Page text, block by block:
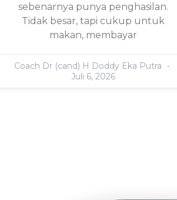
sebenarnya punya penghasilan.
Tidak besar, tapi cukup untuk
makan, membayar
Coach Dr (cand) H Doddy Eka Putra
Juli 6, 2026